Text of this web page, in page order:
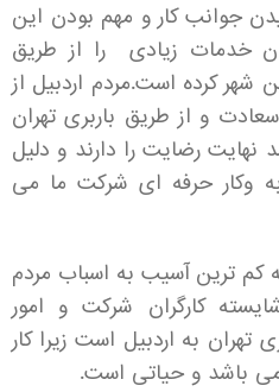
جوانب کار و مهم بودن این
خدمات زیادی را از طریق
شهر کرده است.مردم اردبیل از
و از طریق باربری تهران
رضایت را دارند و دلیل
وکار حرفه ای شرکت ما می
کم ترین آسیب به اسباب مردم
کارگران شرکت و امور
به اردبیل است زیرا کار
می باشد و حیاتی است.